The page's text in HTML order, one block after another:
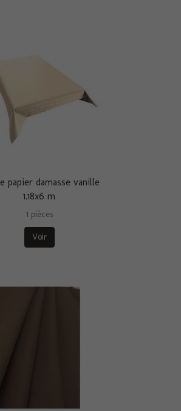
papier damasse vanille
1.18x6 m
1 pièces
Voir